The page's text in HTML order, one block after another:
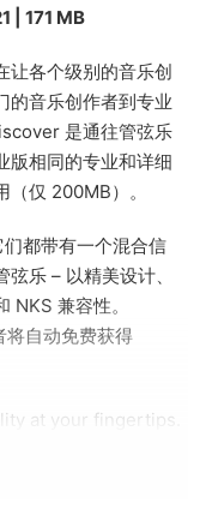
| 171 MB
让各个级别的音乐创
音乐创作者到专业
是通往管弦乐
版相同的专业和详细
仅 200MB）。
都带有一个混合信
乐 – 以精美设计、
NKS 兼容性。
自动免费获得
at your fingertips.
to music
starting out, to